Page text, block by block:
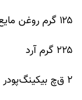
۱۲۵ گرم روغن مایع
۲۲۵ گرم آرد
۲ ق‌چ بیکینگ‌پودر